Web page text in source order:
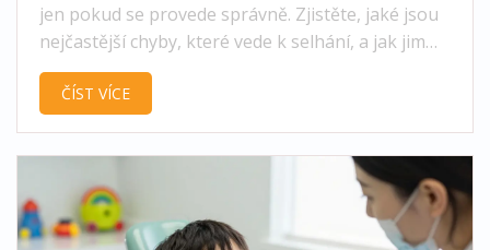
jen pokud se provede správně. Zjistěte, jaké jsou
nejčastější chyby, které vede k selhání, a jak jim
předcházet.
ČÍST VÍCE